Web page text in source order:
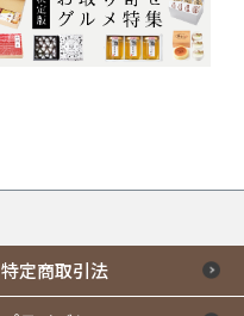
特定商取引法